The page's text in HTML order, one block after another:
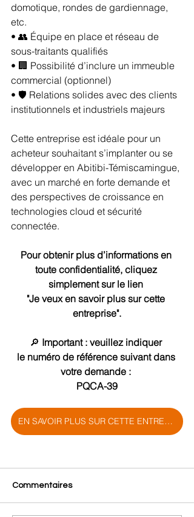
domotique, rondes de gardiennage,
etc.
• 👥 Équipe en place et réseau de
sous-traitants qualifiés
• 🏢 Possibilité d’inclure un immeuble
commercial (optionnel)
• 🛡️ Relations solides avec des clients
institutionnels et industriels majeurs
Cette entreprise est idéale pour un
acheteur souhaitant s’implanter ou se
développer en Abitibi-Témiscamingue,
avec un marché en forte demande et
des perspectives de croissance en
technologies cloud et sécurité
connectée.
Pour obtenir plus d’informations en
toute confidentialité, cliquez
simplement sur le lien
"Je veux en savoir plus sur cette
entreprise".
🔎 Important : veuillez indiquer
le numéro de référence suivant dans
votre demande :
PQCA-39
EN SAVOIR PLUS SUR CETTE ENTREPRISE
Commentaires